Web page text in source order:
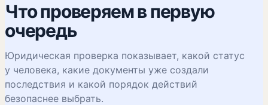
Что проверяем в первую
очередь
Юридическая проверка показывает, какой статус
у человека, какие документы уже создали
последствия и какой порядок действий
безопаснее выбрать.